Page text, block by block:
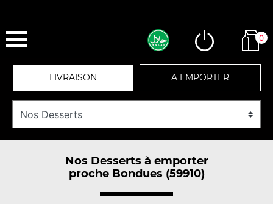
0
LIVRAISON A EMPORTER
Nos Desserts à emporter
proche Bondues (59910)